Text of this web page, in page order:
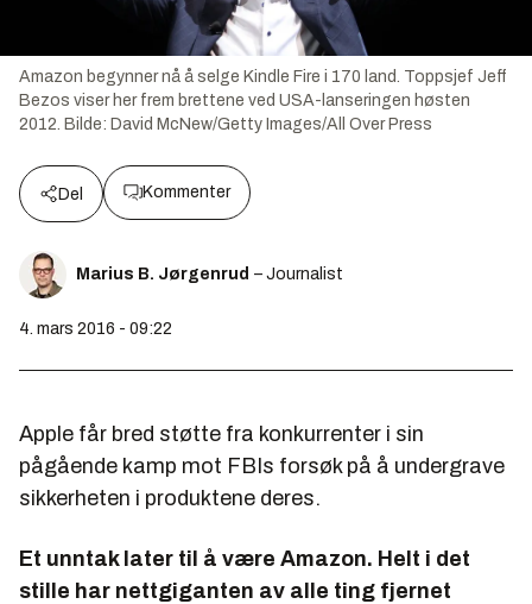
Amazon begynner nå å selge Kindle Fire i 170 land. Toppsjef Jeff
Bezos viser her frem brettene ved USA-lanseringen høsten
2012. Bilde: David McNew/Getty Images/All Over Press
Del Kommenter
Marius B. Jørgenrud – Journalist
4. mars 2016 - 09:22
Apple får bred støtte fra konkurrenter i sin
pågående kamp mot FBIs forsøk på å undergrave
sikkerheten i produktene deres.
Et unntak later til å være Amazon. Helt i det
stille har nettgiganten av alle ting fjernet